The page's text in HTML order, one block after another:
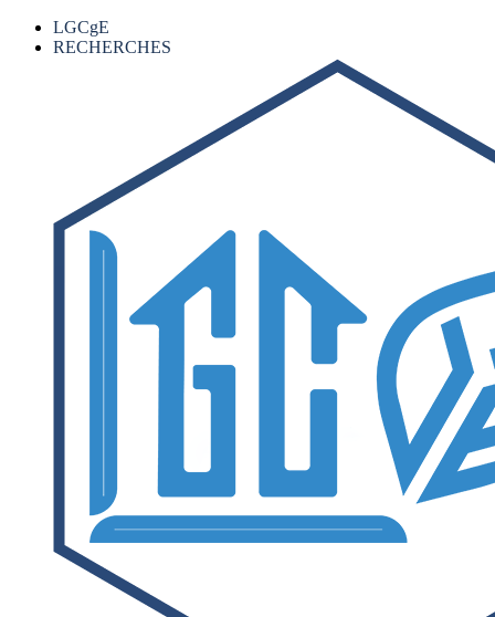
LGCgE
RECHERCHES